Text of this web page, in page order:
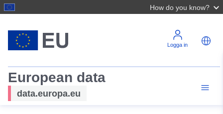
How do you know?
Logga in
European data
data.europa.eu